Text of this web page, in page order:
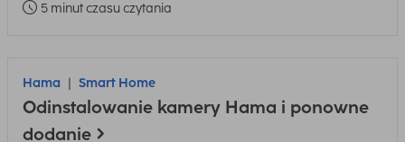
5 minut czasu czytania
Hama Smart Home
Odinstalowanie kamery Hama i ponowne
dodanie